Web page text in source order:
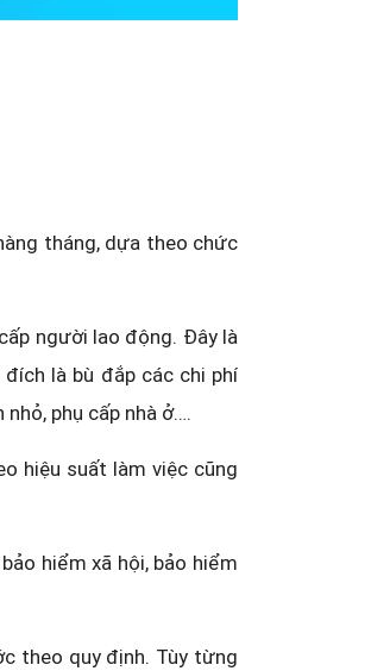
tháng, dựa theo chức
người lao động. Đây là
là bù đắp các chi phí
phụ cấp nhà ở….
hiệu suất làm việc cũng
hiểm xã hội, bảo hiểm
theo quy định. Tùy từng